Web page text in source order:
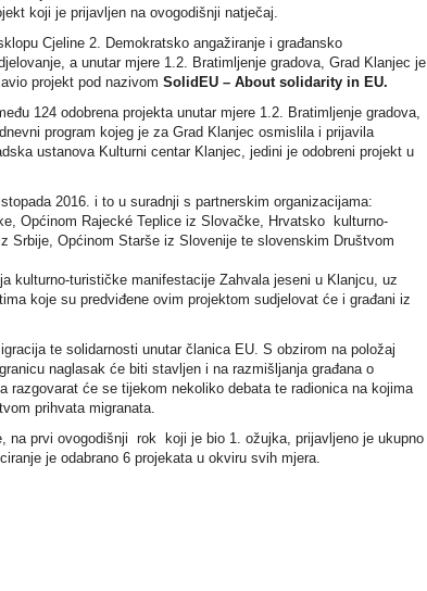
koji je prijavljen na ovogodišnji natječaj.
Cjeline 2. Demokratsko angažiranje i građansko
a unutar mjere 1.2. Bratimljenje gradova, Grad Klanjec je
projekt pod nazivom SolidEU – About solidarity in EU.
124 odobrena projekta unutar mjere 1.2. Bratimljenje gradova,
program kojeg je za Grad Klanjec osmislila i prijavila
ustanova Kulturni centar Klanjec, jedini je odobreni projekt u
2016. i to u suradnji s partnerskim organizacijama:
Općinom Rajecké Teplice iz Slovačke, Hrvatsko kulturno-
Srbije, Općinom Starše iz Slovenije te slovenskim Društvom
kulturno-turističke manifestacije Zahvala jeseni u Klanjcu, uz
koje su predviđene ovim projektom sudjelovat će i građani iz
te solidarnosti unutar članica EU. S obzirom na položaj
naglasak će biti stavljen i na razmišljanja građana o
razgovarat će se tijekom nekoliko debata te radionica na kojima
prihvata migranata.
na prvi ovogodišnji rok koji je bio 1. ožujka, prijavljeno je ukupno
je odabrano 6 projekata u okviru svih mjera.